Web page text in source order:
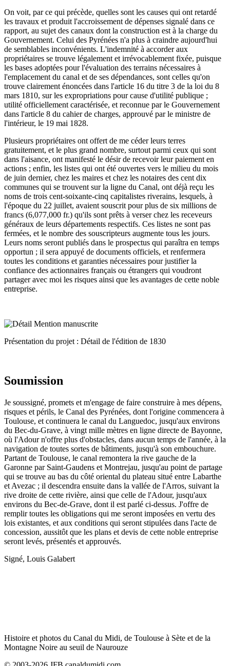
On voit, par ce qui précède, quelles sont les causes qui ont retardé
les travaux et produit l'accroissement de dépenses signalé dans ce
rapport, au sujet des canaux dont la construction est à la charge du
Gouvernement. Celui des Pyrénées n'a plus à craindre aujourd'hui
de semblables inconvénients. L'indemnité à accorder aux
propriétaires se trouve légalement et irrévocablement fixée, puisque
les bases adoptées pour l'évaluation des terrains nécessaires à
l'emplacement du canal et de ses dépendances, sont celles qu'on
trouve clairement énoncées dans l'article 16 du titre 3 de la loi du 8
mars 1810, sur les expropriations pour cause d'utilité publique ;
utilité officiellement caractérisée, et reconnue par le Gouvernement
dans l'article 8 du cahier de charges, approuvé par le ministre de
l'intérieur, le 19 mai 1828.
Plusieurs propriétaires ont offert de me céder leurs terres
gratuitement, et le plus grand nombre, surtout parmi ceux qui sont
dans l'aisance, ont manifesté le désir de recevoir leur paiement en
actions ; enfin, les listes qui ont été ouvertes vers le milieu du mois
de juin dernier, chez les maires et chez les notaires des cent dix
communes qui se trouvent sur la ligne du Canal, ont déjà reçu les
noms de trois cent-soixante-cinq capitalistes riverains, lesquels, à
l'époque du 22 juillet, avaient souscrit pour plus de six millions de
francs (6,077,000 fr.) qu'ils sont prêts à verser chez les receveurs
généraux de leurs départements respectifs. Ces listes ne sont pas
fermées, et le nombre des souscripteurs augmente tous les jours.
Leurs noms seront publiés dans le prospectus qui paraîtra en temps
opportun ; il sera appuyé de documents officiels, et renfermera
toutes les conditions et garanties nécessaires pour justifier la
confiance des actionnaires français ou étrangers qui voudront
partager avec moi les risques ainsi que les avantages de cette noble
entreprise.
Présentation du projet : Détail de l'édition de 1830
Soumission
Je soussigné, promets et m'engage de faire construire à mes dépens,
risques et périls, le Canal des Pyrénées, dont l'origine commencera à
Toulouse, et continuera le canal du Languedoc, jusqu'aux environs
du Bec-du-Grave, à vingt mille mètres en ligne directe de Bayonne,
où l'Adour n'offre plus d'obstacles, dans aucun temps de l'année, à la
navigation de toutes sortes de bâtiments, jusqu'à son embouchure.
Partant de Toulouse, le canal remontera la rive gauche de la
Garonne par Saint-Gaudens et Montrejau, jusqu'au point de partage
qui se trouve au bas du côté oriental du plateau situé entre Labarthe
et Avezac ; il descendra ensuite dans la vallée de l'Arros, suivant la
rive droite de cette rivière, ainsi que celle de l'Adour, jusqu'aux
environs du Bec-de-Grave, dont il est parlé ci-dessus. J'offre de
remplir toutes les obligations qui me seront imposées en vertu des
lois existantes, et aux conditions qui seront stipulées dans l'acte de
concession, aussitôt que les plans et devis de cette noble entreprise
seront levés, présentés et approuvés.
Signé, Louis Galabert
Histoire et photos du Canal du Midi, de Toulouse à Sète et de la
Montagne Noire au seuil de Naurouze